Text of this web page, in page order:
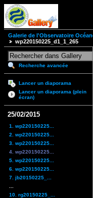
Galerie de l'Observatoire
wp220150225_d1_1_265
Recherche avancée
Lancer un diaporama
Lancer un diaporama (plein
écran)
25/02/2015
1. wp220150225...
2. wp220150225...
3. wp220150225...
4. wp220150225...
5. wp220150225...
6. wp220150225...
7. jb20150225_...
10. rg20150225_...